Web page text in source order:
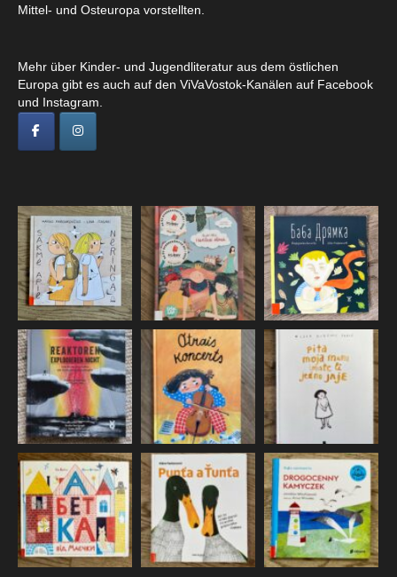
Mittel- und Osteuropa vorstellten.
Mehr über Kinder- und Jugendliteratur aus dem östlichen
Europa gibt es auch auf den ViVaVostok-Kanälen auf Facebook
und Instagram.